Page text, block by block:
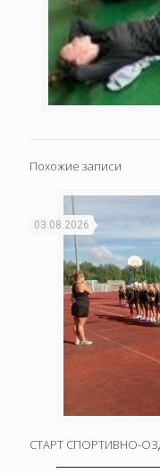
Похожие записи
03.08.2026
СТАРТ СПОРТИВНО-